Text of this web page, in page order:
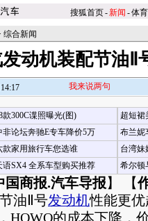
搜狐首页-新闻 -体育
综合新闻
动机装配节油Ⅱ
我来说两句
款300C谍照曝光(图)
非论坛奔驰E专车降价5万
款家用旅行车您选谁
语SX4 全系车型购买推荐
超短裙
布兰妮
台湾妹
希尔顿
国商报.汽车导报 】 【
油Ⅱ号发动机性能更
HOWO的成本下降，